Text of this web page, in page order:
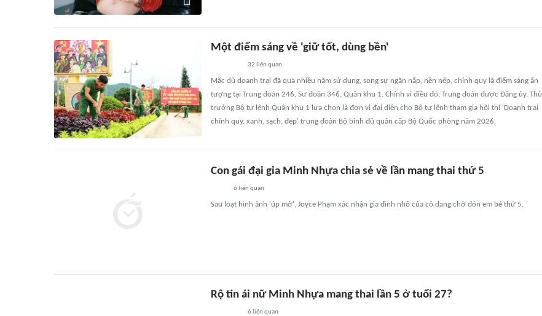
Một điểm sáng về 'giữ tốt, dùng bền'
32 liên quan
Mặc dù doanh trại đã qua nhiều năm sử dụng, song sự ngăn nắp, nền nếp, chính quy là điểm sáng ấn
tượng tại Trung đoàn 246, Sư đoàn 346, Quân khu 1. Chính vì điều đó, Trung đoàn được Đảng ủy, Thủ
trưởng Bộ tư lệnh Quân khu 1 lựa chọn là đơn vị đại diện cho Bộ tư lệnh tham gia hội thi 'Doanh trại
chính quy, xanh, sạch, đẹp' trung đoàn Bộ binh đủ quân cấp Bộ Quốc phòng năm 2026.
Con gái đại gia Minh Nhựa chia sẻ về lần mang thai thứ 5
6 liên quan
Sau loạt hình ảnh 'úp mở', Joyce Phạm xác nhận gia đình nhỏ của cô đang chờ đón em bé thứ 5.
Rộ tin ái nữ Minh Nhựa mang thai lần 5 ở tuổi 27?
6 liên quan